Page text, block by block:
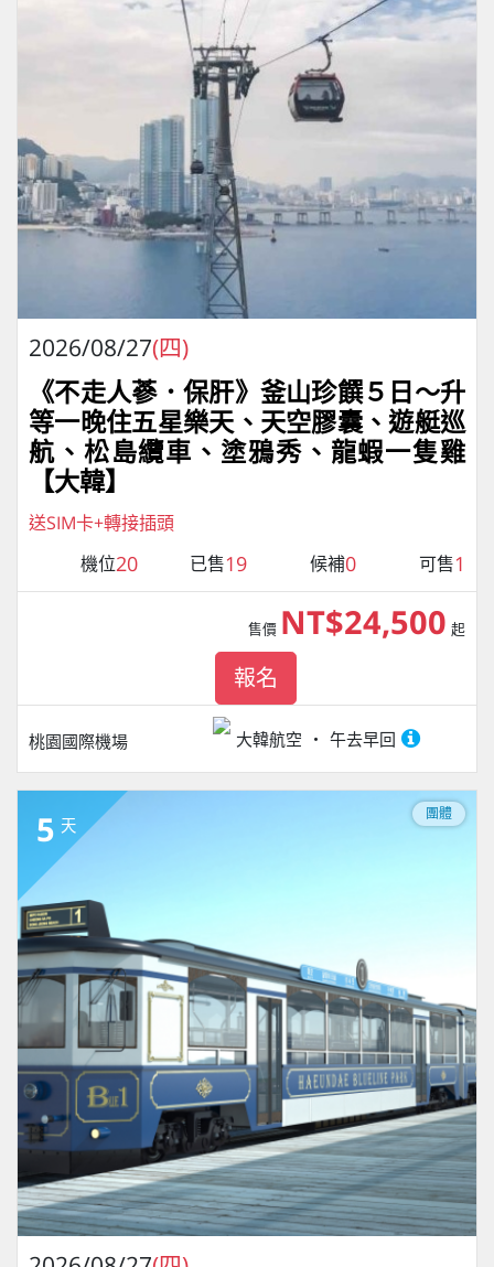
2026/08/27(四)
《不走人蔘．保肝》釜山珍饌５日～升
等一晚住五星樂天、天空膠囊、遊艇巡
航、松島纜車、塗鴉秀、龍蝦一隻雞
【大韓】
送SIM卡+轉接插頭
機位20 已售19 候補0 可售1
桃園國際機場 大韓航空 午去早回
售價 NT$24,500 起
報名
5 天
團體